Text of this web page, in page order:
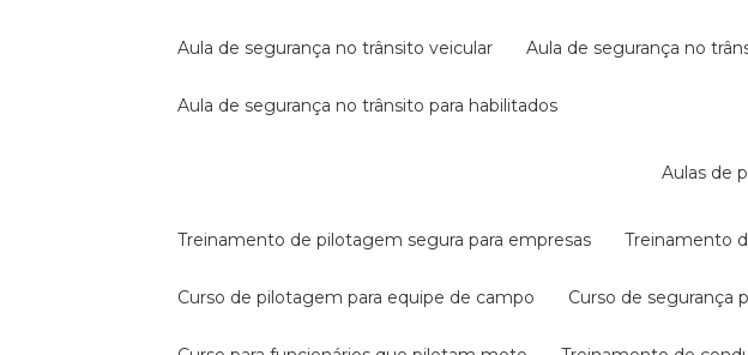
aula de segurança no trânsito veicular aula de segurança no
aula de segurança no trânsito para habilitados
aulas de
treinamento de pilotagem segura para empresas treinamento
curso de pilotagem para equipe de campo curso de segurança